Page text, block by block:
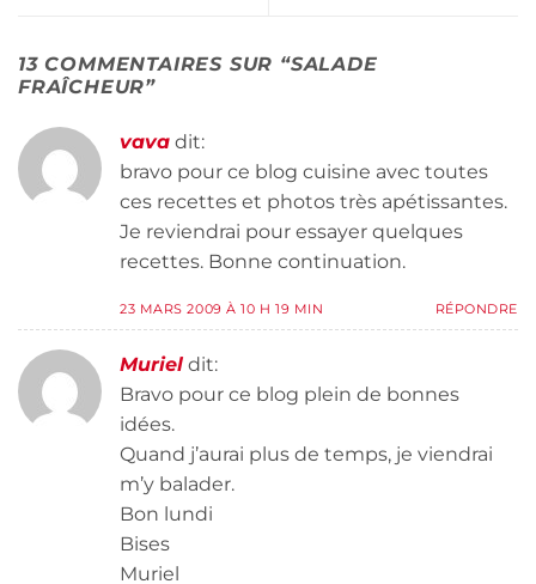
13 COMMENTAIRES SUR “SALADE
FRAÎCHEUR”
vava dit:
bravo pour ce blog cuisine avec toutes
ces recettes et photos très apétissantes.
Je reviendrai pour essayer quelques
recettes. Bonne continuation.
23 MARS 2009 À 10 H 19 MIN RÉPONDRE
Muriel dit:
Bravo pour ce blog plein de bonnes
idées.
Quand j’aurai plus de temps, je viendrai
m’y balader.
Bon lundi
Bises
Muriel